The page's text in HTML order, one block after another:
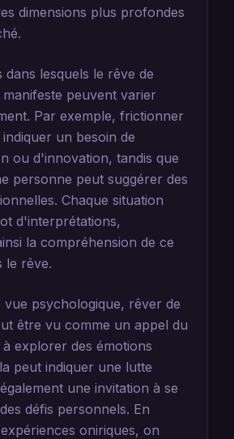
dimensions plus profondes
dans lesquels le rêve de
peuvent varier
Par exemple, frictionner
un besoin de
ou d'innovation, tandis que
personne peut suggérer des
Chaque situation
d'interprétations,
la compréhension de ce
le rêve.
psychologique, rêver de
être vu comme un appel du
explorer des émotions
peut indiquer une lutte
une invitation à se
défis personnels. En
oniriques, on